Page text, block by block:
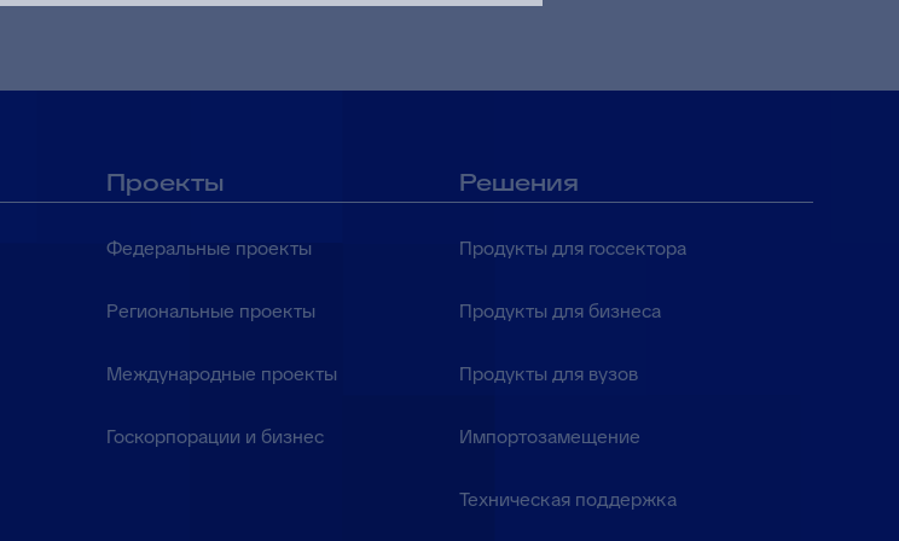
Проекты
Федеральные проекты
Региональные проекты
Международные проекты
Госкорпорации и бизнес
Решения
Продукты для госсектора
Продукты для бизнеса
Продукты для вузов
Импортозамещение
Техническая поддержка